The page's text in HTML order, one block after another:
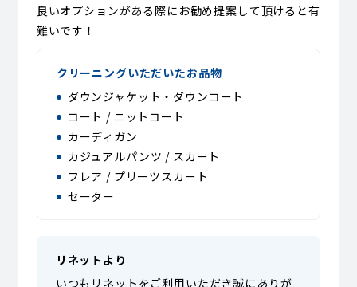
良いオプションがある際にお勧め提案して頂けると有
難いです！
クリーニングいただいたお品物
ダウンジャケット・ダウンコート
コート / ニットコート
カーディガン
カジュアルパンツ / スカート
フレア / プリーツスカート
セーター
リネットより
いつもリネットをご利用いただき誠にありが